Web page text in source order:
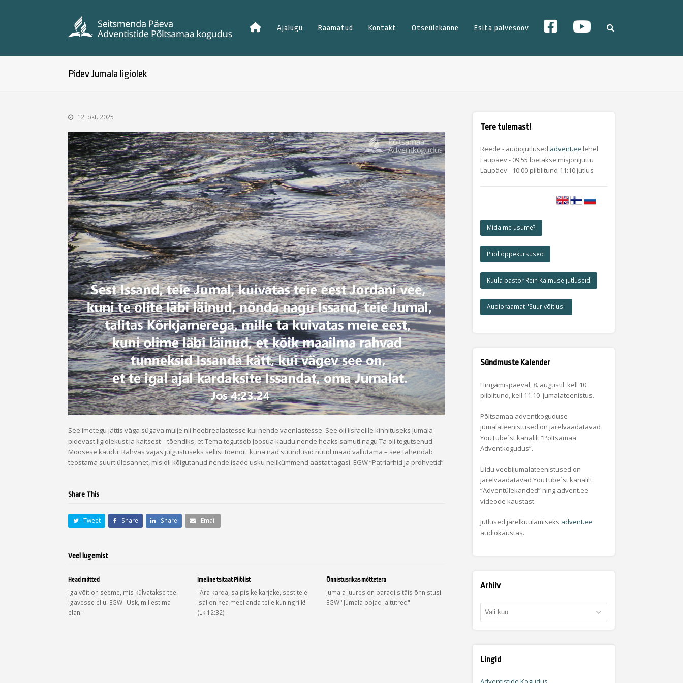
EsilehtAjalugu Raamatud Kontakt Otseülekanne Esita palvesoov
Pidev Jumala ligiolek
12. okt. 2025
See imetegu jättis väga sügava mulje nii heebrealastesse kui nende vaenlastesse. See oli Iisraelile kinnituseks Jumala
pidevast ligiolekust ja kaitsest – tõendiks, et Tema tegutseb Joosua kaudu nende heaks samuti nagu Ta oli tegutsenud
Moosese kaudu. Rahvas vajas julgustuseks sellist tõendit, kuna nad suundusid nüüd maad vallutama – see tähendab
teostama suurt ülesannet, mis oli kõigutanud nende isade usku nelikümmend aastat tagasi. EGW “Patriarhid ja prohvetid”
Share This
Tweet Share Share Email
Veel lugemist
Head mõtted
Iga võit on seeme, mis külvatakse teel
igavesse ellu. EGW "Usk, millest ma
elan"
Imeline tsitaat Piiblist
"Ära karda, sa pisike karjake, sest teie
Isal on hea meel anda teile kuningriik!"
(Lk 12:32)
Õnnistusrikas mõttetera
Jumala juures on paradiis täis õnnistusi.
EGW "Jumala pojad ja tütred"
Tere tulemast!
Reede - audiojutlused advent.ee lehel
Laupäev - 09:55 loetakse misjonijuttu
Laupäev - 10:00 piiblitund 11:10 jutlus
Mida me usume?
Piibliõppekursused
Kuula pastor Rein Kalmuse jutluseid
Audioraamat "Suur võitlus"
Sündmuste Kalender
Hingamispäeval, 8. augustil kell 10
piiblitund, kell 11.10 jumalateenistus.
Põltsamaa adventkoguduse
jumalateenistused on järelvaadatavad
YouTube´st kanalilt “Põltsamaa
Adventkogudus”.
Liidu veebijumalateenistused on
järelvaadatavad YouTube´st kanalilt
“Adventülekanded” ning advent.ee
videode kaustast.
Jutlused järelkuulamiseks advent.ee
audiokaustas.
Arhiiv
Arhiiv
Lingid